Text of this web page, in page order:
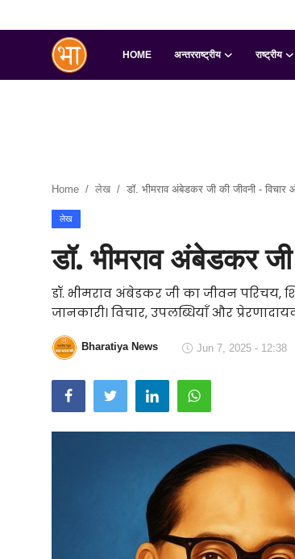
HOME अन्तरराष्ट्रीय राष्ट्रीय
जानकारियाँ
Technology
Home लेख डॉ. भीमराव अंबेडकर जी की जीवनी - विचार
लेख
डॉ. भीमराव अंबेडकर
डॉ. भीमराव अंबेडकर जी का जीवन परिचय,
जानकारी। विचार, उपलब्धियाँ और
Bharatiya News Jun 7, 2025 - 12:38